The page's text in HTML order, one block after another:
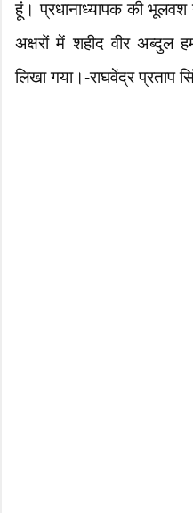
हूं। प्रधानाध्यापक की
अक्षरों में शहीद वीर अब्दुल
लिखा गया।-राघवेंद्र प्रताप